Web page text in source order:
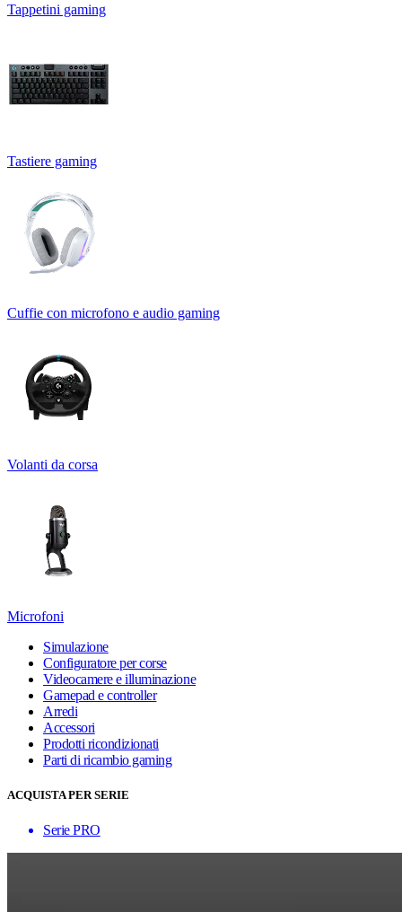
Tappetini gaming
Tastiere gaming
Cuffie con microfono e audio gaming
Volanti da corsa
Microfoni
Simulazione
Configuratore per corse
Videocamere e illuminazione
Gamepad e controller
Arredi
Accessori
Prodotti ricondizionati
Parti di ricambio gaming
ACQUISTA PER SERIE
Serie PRO